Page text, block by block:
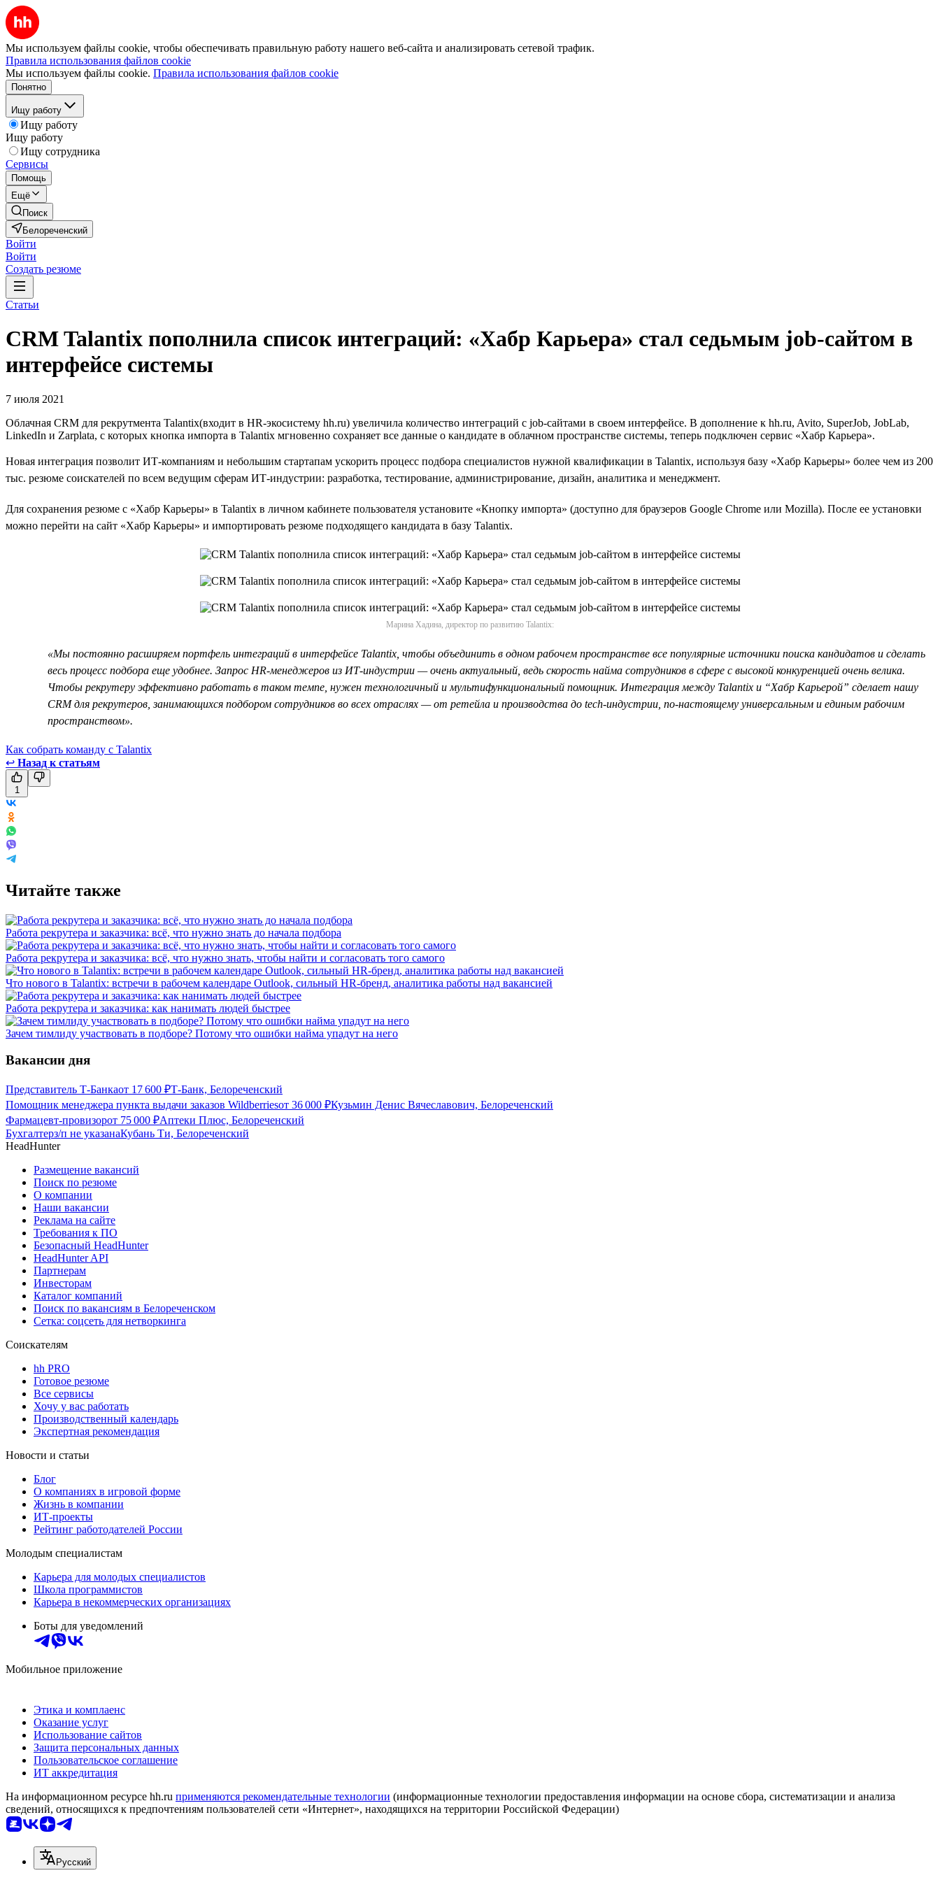
Мы используем файлы cookie, чтобы обеспечивать правильную работу нашего веб-сайта и анализировать сетевой трафик.
Правила использования файлов cookie
Мы используем файлы cookie. Правила использования файлов cookie
Понятно
Ищу работу
Ищу работу
Ищу работу
Ищу сотрудника
Сервисы
Помощь
Ещё
Поиск
Белореченский
Войти
Войти
Создать резюме
Статьи
CRM Talantix пополнила список интеграций: «Хабр Карьера» стал седьмым job-сайтом в
интерфейсе системы
7 июля 2021
Облачная CRM для рекрутмента Talantix(входит в HR-экосистему hh.ru) увеличила количество интеграций с job-сайтами в своем интерфейсе. В дополнение к hh.ru, Avito, SuperJob, JobLab,
LinkedIn и Zarplata, с которых кнопка импорта в Talantix мгновенно сохраняет все данные о кандидате в облачном пространстве системы, теперь подключен сервис «Хабр Карьера».
Новая интеграция позволит ИТ-компаниям и небольшим стартапам ускорить процесс подбора специалистов нужной квалификации в Talantix, используя базу «Хабр Карьеры» более чем из 200
тыс. резюме соискателей по всем ведущим сферам ИТ-индустрии: разработка, тестирование, администрирование, дизайн, аналитика и менеджмент.
Для сохранения резюме с «Хабр Карьеры» в Talantix в личном кабинете пользователя установите «Кнопку импорта» (доступно для браузеров Google Chrome или Mozilla). После ее установки
можно перейти на сайт «Хабр Карьеры» и импортировать резюме подходящего кандидата в базу Talantix.
Марина Хадина, директор по развитию Talantix:
«Мы постоянно расширяем портфель интеграций в интерфейсе Talantiх, чтобы объединить в одном рабочем пространстве все популярные источники поиска кандидатов и сделать
весь процесс подбора еще удобнее. Запрос HR-менеджеров из ИТ-индустрии — очень актуальный, ведь скорость найма сотрудников в сфере с высокой конкуренцией очень велика.
Чтобы рекрутеру эффективно работать в таком темпе, нужен технологичный и мультифункциональный помощник. Интеграция между Talantix и “Хабр Карьерой” сделает нашу
CRM для рекрутеров, занимающихся подбором сотрудников во всех отраслях — от ретейла и производства до tech-индустрии, по-настоящему универсальным и единым рабочим
пространством».
Как собрать команду с Talantix
↩ Назад к статьям
1
Читайте также
Работа рекрутера и заказчика: всё, что нужно знать до начала подбора
Работа рекрутера и заказчика: всё, что нужно знать, чтобы найти и согласовать того самого
Что нового в Talantix: встречи в рабочем календаре Outlook, сильный HR-бренд, аналитика работы над вакансией
Работа рекрутера и заказчика: как нанимать людей быстрее
Зачем тимлиду участвовать в подборе? Потому что ошибки найма упадут на него
Вакансии дня
Представитель Т-Банкаот 17 600 ₽Т-Банк, Белореченский
Помощник менеджера пункта выдачи заказов Wildberriesот 36 000 ₽Кузьмин Денис Вячеславович, Белореченский
Фармацевт-провизорот 75 000 ₽Аптеки Плюс, Белореченский
Бухгалтерз/п не указанаКубань Ти, Белореченский
HeadHunter
Размещение вакансий
Поиск по резюме
О компании
Наши вакансии
Реклама на сайте
Требования к ПО
Безопасный HeadHunter
HeadHunter API
Партнерам
Инвесторам
Каталог компаний
Поиск по вакансиям в Белореченском
Сетка: соцсеть для нетворкинга
Соискателям
hh PRO
Готовое резюме
Все сервисы
Хочу у вас работать
Производственный календарь
Экспертная рекомендация
Новости и статьи
Блог
О компаниях в игровой форме
Жизнь в компании
ИТ-проекты
Рейтинг работодателей России
Молодым специалистам
Карьера для молодых специалистов
Школа программистов
Карьера в некоммерческих организациях
Боты для уведомлений
Мобильное приложение
Этика и комплаенс
Оказание услуг
Использование сайтов
Защита персональных данных
Пользовательское соглашение
ИТ аккредитация
На информационном ресурсе hh.ru применяются рекомендательные технологии (информационные технологии предоставления информации на основе сбора, систематизации и анализа
сведений, относящихся к предпочтениям пользователей сети «Интернет», находящихся на территории Российской Федерации)
Русский